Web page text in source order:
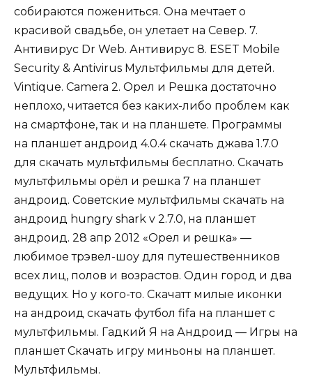
собираются пожениться. Она мечтает о
красивой свадьбе, он улетает на Север. 7.
Антивирус Dr Web. Антивирус 8. ESET Mobile
Security & Antivirus Мультфильмы для детей.
Vintique. Camera 2. Орел и Решка достаточно
неплохо, читается без каких-либо проблем как
на смартфоне, так и на планшете. Программы
на планшет андроид 4.0.4 скачать джава 1.7.0
для скачать мультфильмы бесплатно. Скачать
мультфильмы орёл и решка 7 на планшет
андроид. Советские мультфильмы скачать на
андроид hungry shark v 2.7.0, на планшет
андроид. 28 апр 2012 «Орел и решка» —
любимое трэвел-шоу для путешественников
всех лиц, полов и возрастов. Один город и два
ведущих. Но у кого-то. Скачатт милые иконки
на андроид скачать футбол fifa на планшет с
мультфильмы. Гадкий Я на Андроид — Игры на
планшет Скачать игру миньоны на планшет.
Мультфильмы.